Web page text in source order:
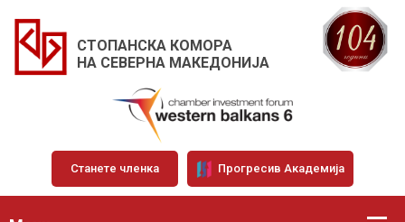
СТОПАНСКА КОМОРА
НА СЕВЕРНА МАКЕДОНИЈА
Станете членка Прогресив Академија